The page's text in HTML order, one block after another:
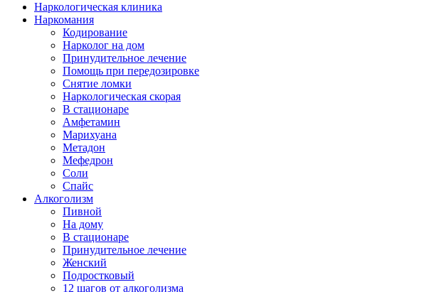
Наркологическая клиника
Наркомания
Кодирование
Нарколог на дом
Принудительное лечение
Помощь при передозировке
Снятие ломки
Наркологическая скорая
В стационаре
Амфетамин
Марихуана
Метадон
Мефедрон
Соли
Спайс
Алкоголизм
Пивной
На дому
В стационаре
Принудительное лечение
Женский
Подростковый
12 шагов от алкоголизма